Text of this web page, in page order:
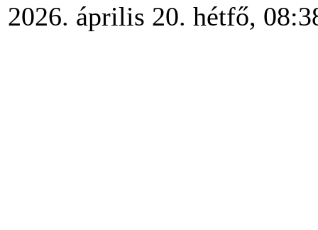
2026. április 20. hétfő,